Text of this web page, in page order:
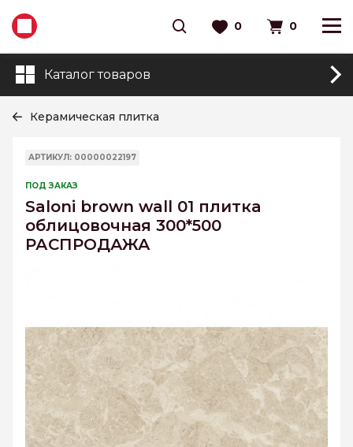
0 0
Каталог товаров
Керамическая плитка
АРТИКУЛ: 00000022197
ПОД ЗАКАЗ
Saloni brown wall 01 плитка
облицовочная 300*500
РАСПРОДАЖА